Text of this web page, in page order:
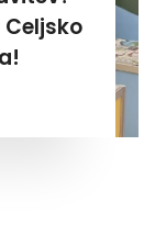
Celjsko